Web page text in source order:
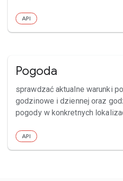
API
Pogoda
sprawdzać aktualne warunki
godzinowe i dziennej oraz
pogody w konkretnych
API